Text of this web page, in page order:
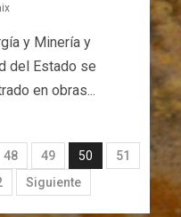
y Minería y
del Estado se
en obras...
48 49 50
51
Siguiente